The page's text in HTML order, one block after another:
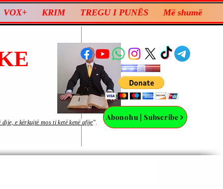
VOX+ KRIM TREGU I PUNËS Më shumë
Abonohu | Subscribe
e kërkujtë mos ti ketë kenë afije”.